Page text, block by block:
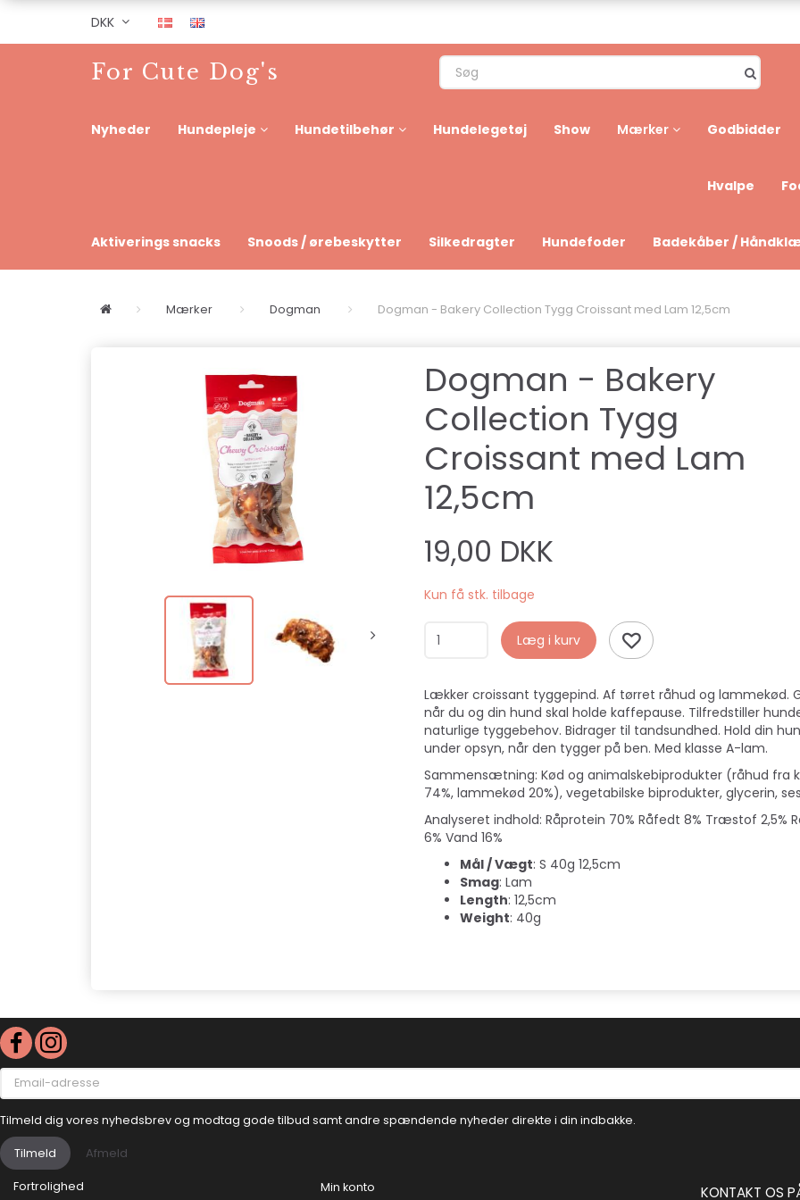
DKK
For Cute Dog's
Nyheder Hundepleje Hundetilbehør Hundelegetøj Show Mærker Godbidder
Hvalpe
Aktiverings snacks Snoods / ørebeskytter Silkedragter Hundefoder Badekåber /
Mærker Dogman Dogman - Bakery Collection Tygg Croissant med Lam 12,5cm
Dogman - Bakery
Collection Tygg
Croissant med Lam
12,5cm
19,00 DKK
Kun få stk. tilbage
Læg i kurv
Lækker croissant tyggepind. Af tørret råhud og lammekød.
når du og din hund skal holde kaffepause. Tilfredstiller
naturlige tyggebehov. Bidrager til tandsundhed. Hold din
under opsyn, når den tygger på ben. Med klasse A-lam.
Sammensætning: Kød og animalskebiprodukter (råhud fra
74%, lammekød 20%), vegetabilske biprodukter, glycerin,
Analyseret indhold: Råprotein 70% Råfedt 8% Træstof 2,5%
6% Vand 16%
Mål / Vægt: S 40g 12,5cm
Smag: Lam
Length: 12,5cm
Weight: 40g
Email-
adresse
Tilmeld dig vores nyhedsbrev og modtag gode tilbud samt andre spændende nyheder direkte i din indbakke.
Tilmeld Afmeld
Fortrolighed Min konto KONTAKT OS